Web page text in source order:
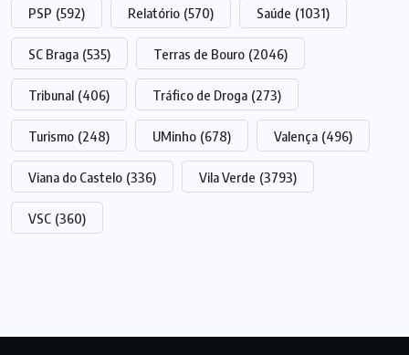
PSP (592) Relatório (570) Saúde (1031)
SC Braga (535) Terras de Bouro (2046)
Tribunal (406) Tráfico de Droga (273)
Turismo (248) UMinho (678) Valença (496)
Viana do Castelo (336) Vila Verde (3793)
VSC (360)